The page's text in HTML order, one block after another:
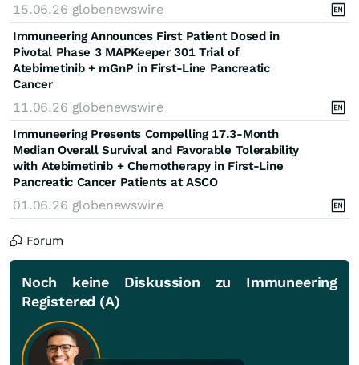
15.06.26 globenewswire
Immuneering Announces First Patient Dosed in
Pivotal Phase 3 MAPKeeper 301 Trial of
Atebimetinib + mGnP in First-Line Pancreatic
Cancer
11.06.26 globenewswire
Immuneering Presents Compelling 17.3-Month
Median Overall Survival and Favorable Tolerability
with Atebimetinib + Chemotherapy in First-Line
Pancreatic Cancer Patients at ASCO
01.06.26 globenewswire
Forum
Noch keine Diskussion zu Immuneering
Registered (A)